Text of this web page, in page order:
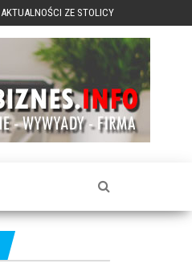
AKTUALNOŚCI ZE STOLICY